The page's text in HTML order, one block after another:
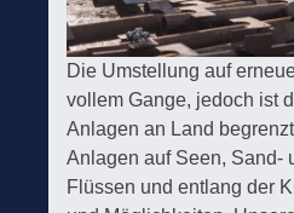
Die Umstellung auf
vollem Gange, jedoch ist
Anlagen an Land
Anlagen auf Seen, Sand-
Flüssen und entlang der